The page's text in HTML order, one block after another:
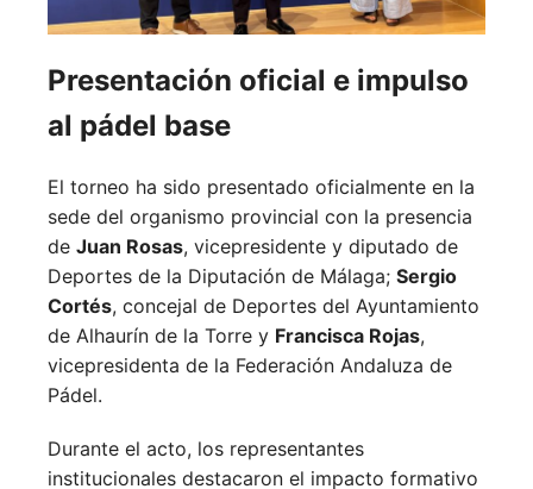
Presentación oficial e impulso
al pádel base
El torneo ha sido presentado oficialmente en la
sede del organismo provincial con la presencia
de Juan Rosas, vicepresidente y diputado de
Deportes de la Diputación de Málaga; Sergio
Cortés, concejal de Deportes del Ayuntamiento
de Alhaurín de la Torre y Francisca Rojas,
vicepresidenta de la Federación Andaluza de
Pádel.
Durante el acto, los representantes
institucionales destacaron el impacto formativo